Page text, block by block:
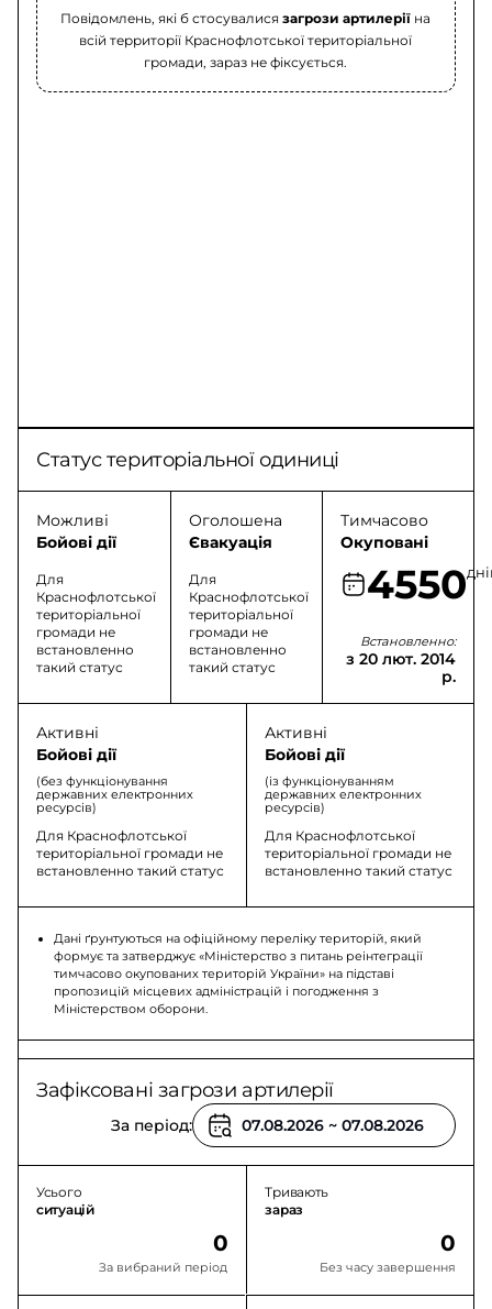
Повідомлень, які б стосувалисязагрози артилерії на
всій территорії Краснофлотської територіальної
громади, зараз не фіксується.
Статус територіальної одиниці
Можливі
Бойові дії
Для
Краснофлотської
територіальної
громади не
встановленно
такий статус
Оголошена
Євакуація
Для
Краснофлотської
територіальної
громади не
встановленно
такий статус
Тимчасово
Окуповані
4550
Встановленно:
з 20 лют. 2014
р.
Активні
Бойові дії
(без функціонування
державних електронних
ресурсів)
Для Краснофлотської
територіальної громади не
встановленно такий статус
Активні
Бойові дії
(із функціонуванням
державних електронних
ресурсів)
Для Краснофлотської
територіальної громади не
встановленно такий статус
Дані ґрунтуються на офіційному переліку територій, який
формує та затверджує «Міністерство з питань реінтеграції
тимчасово окупованих територій України» на підставі
пропозицій місцевих адміністрацій і погодження з
Міністерством оборони.
Зафіксовані загрози артилерії
За період:
Усього
ситуацій
0
За вибраний період
Тривають
зараз
0
Без часу завершення